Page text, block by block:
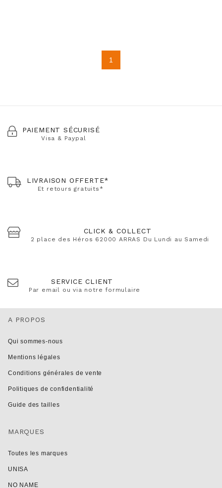
1
PAIEMENT SÉCURISÉ
Visa & Paypal
LIVRAISON OFFERTE*
Et retours gratuits*
CLICK & COLLECT
2 place des Héros 62000 ARRAS Du Lundi au Samedi
SERVICE CLIENT
Par email ou via notre formulaire
A PROPOS
Qui sommes-nous
Mentions légales
Conditions générales de vente
Politiques de confidentialité
Guide des tailles
MARQUES
Toutes les marques
UNISA
NO NAME